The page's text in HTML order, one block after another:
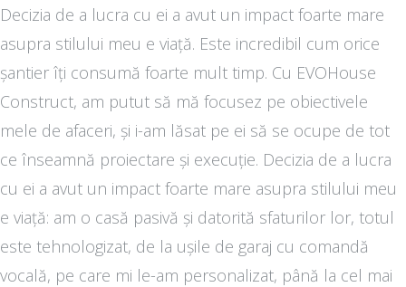
Decizia de a lucra cu ei a avut un impact foarte mare
asupra stilului meu e viață. Este incredibil cum orice
șantier îți consumă foarte mult timp. Cu EVOHouse
Construct, am putut să mă focusez pe obiectivele
mele de afaceri, și i-am lăsat pe ei să se ocupe de tot
ce înseamnă proiectare și execuție. Decizia de a lucra
cu ei a avut un impact foarte mare asupra stilului meu
e viață: am o casă pasivă și datorită sfaturilor lor, totul
este tehnologizat, de la ușile de garaj cu comandă
vocală, pe care mi le-am personalizat, până la cel mai